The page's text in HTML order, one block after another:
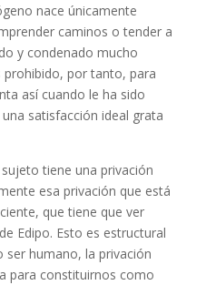
nace únicamente
caminos o tender a
y condenado mucho
por tanto, para
así cuando le ha sido
satisfacción ideal grata
tiene una privación
esa privación que está
que tiene que ver
Edipo. Esto es estructural
humano, la privación
para constituirnos como